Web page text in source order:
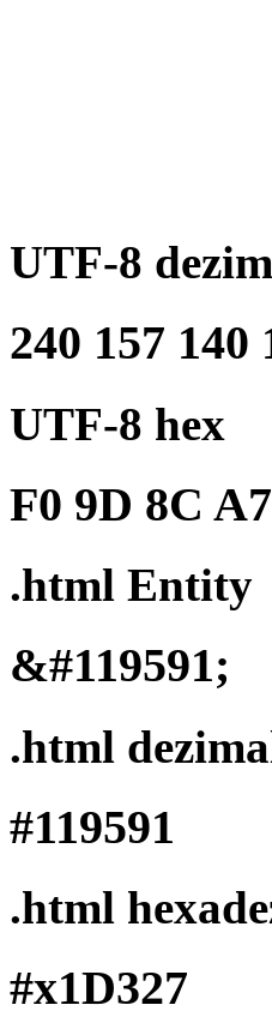
UTF-8
240 157 140
UTF-8 hex
F0 9D 8C A7
.html Entity
&#119591;
.html
#119591
.html
#x1D327